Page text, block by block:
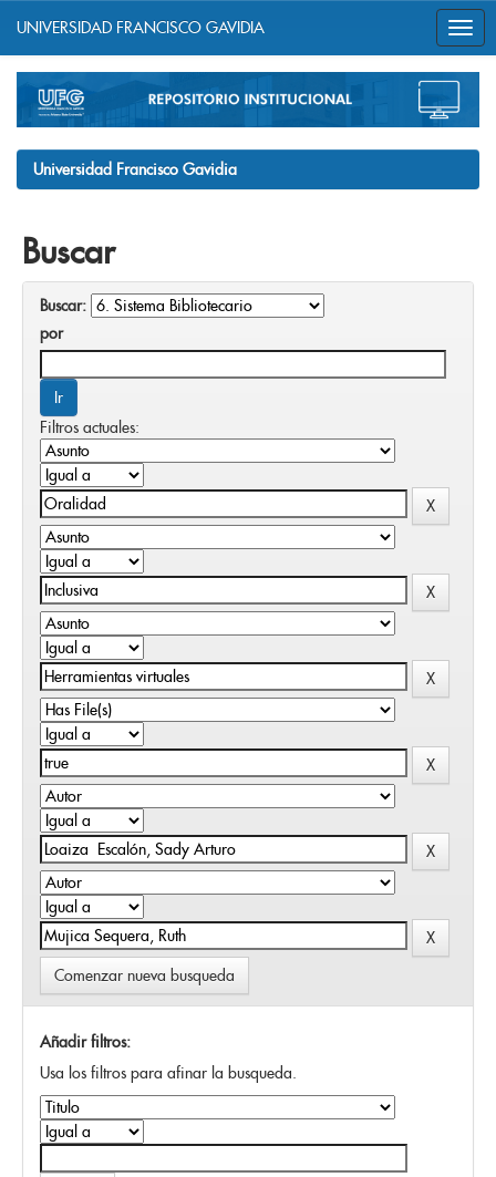
navigation
UNIVERSIDAD FRANCISCO GAVIDIA
Universidad Francisco Gavidia
Buscar
Buscar:
por
Filtros actuales:
Comenzar nueva busqueda
Añadir filtros:
Usa los filtros para afinar la busqueda.